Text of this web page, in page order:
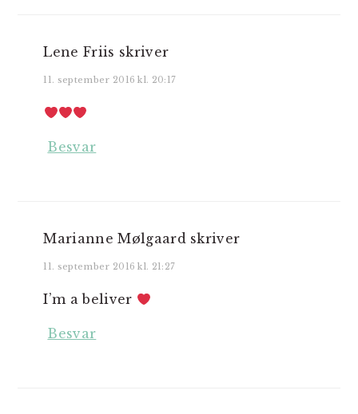
Lene Friis skriver
11. september 2016 kl. 20:17
Besvar
Marianne Mølgaard skriver
11. september 2016 kl. 21:27
I’m a beliver
Besvar